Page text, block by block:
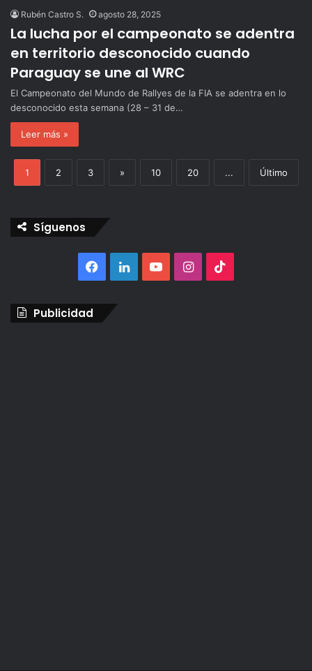
Rubén Castro S. agosto 28, 2025
La lucha por el campeonato se adentra
en territorio desconocido cuando
Paraguay se une al WRC
El Campeonato del Mundo de Rallyes de la FIA se adentra en lo
desconocido esta semana (28 – 31 de…
Leer más »
1 2 3 » 10 20 ... Último
Síguenos
Facebook
LinkedInYouTubeInstagram
Publicidad